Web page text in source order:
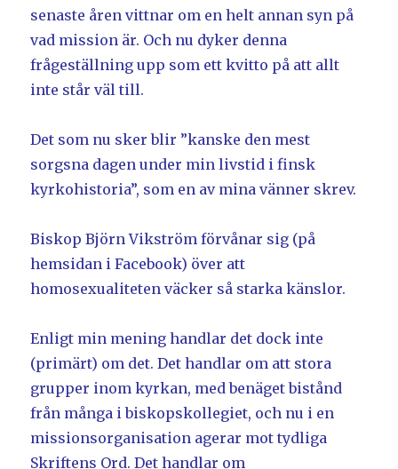
senaste åren vittnar om en helt annan syn på
vad mission är. Och nu dyker denna
frågeställning upp som ett kvitto på att allt
inte står väl till.
Det som nu sker blir ”kanske den mest
sorgsna dagen under min livstid i finsk
kyrkohistoria”, som en av mina vänner skrev.
Biskop Björn Vikström förvånar sig (på
hemsidan i Facebook) över att
homosexualiteten väcker så starka känslor.
Enligt min mening handlar det dock inte
(primärt) om det. Det handlar om att stora
grupper inom kyrkan, med benäget bistånd
från många i biskopskollegiet, och nu i en
missionsorganisation agerar mot tydliga
Skriftens Ord. Det handlar om